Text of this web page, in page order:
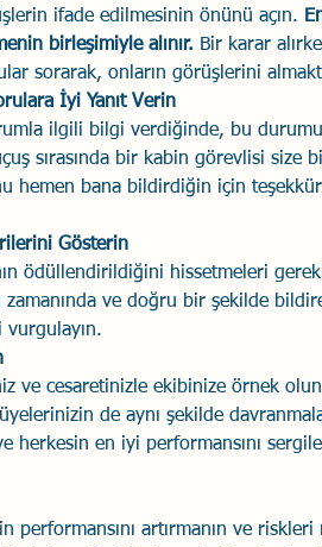
ifade edilmesinin önünü açın.
birleşimiyle alınır. Bir karar
sorarak, onların görüşlerini
İyi Yanıt Verin
ilgili bilgi verdiğinde, bu
sırasında bir kabin görevlisi size
hemen bana bildirdiğin için
Gösterin
ödüllendirildiğini hissetmeleri
zamanında ve doğru bir şekilde
vurgulayın.
cesaretinizle ekibinize örnek olun.
de aynı şekilde
herkesin en iyi performansını
artırmanın ve riskleri